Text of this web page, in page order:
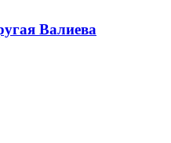
Валиева